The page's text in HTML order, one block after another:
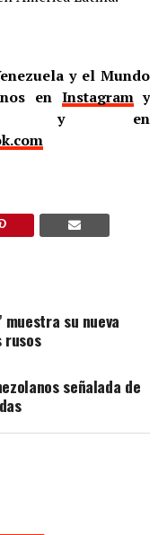
y el Mundo
en Instagramy
en
muestra su nueva
señalada de